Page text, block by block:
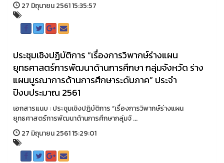
27 มิถุนายน 2561 15:35:57
ประชุมเชิงปฏิบัติการ “เรื่องการวิพากษ์ร่างแผน
ยุทธศาสตร์การพัฒนาด้านการศึกษา กลุ่มจังหวัด ร่าง
แผนบูรณาการด้านการศึกษาระดับภาค” ประจำ
ปีงบประมาณ 2561
เอกสารแนบ : ประชุมเชิงปฏิบัติการ “เรื่องการวิพากษ์ร่างแผน
ยุทธศาสตร์การพัฒนาด้านการศึกษากลุ่มจั ...
27 มิถุนายน 2561 15:29:01